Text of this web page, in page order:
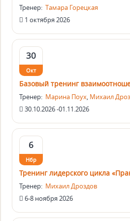
Тренер: Тамара Горецкая
1 октября 2026
30
Окт
Базовый тренинг
Тренер: Марина Поух, Михаил
30.10.2026 -01.11.2026
6
Нбр
Тренинг лидерского цикла
Тренер: Михаил Дроздов
6-8 ноября 2026